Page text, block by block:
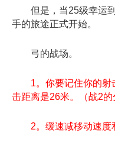
但是，当25级幸运到
手的旅途正式开始。
弓的战场。
1。你要记住你的射
击距离是26米。（战2的
2。缓速减移动速度